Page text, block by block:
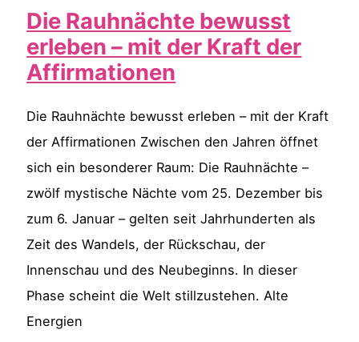
den
Rauhnächten
Die Rauhnächte bewusst
erleben – mit der Kraft der
Affirmationen
Die Rauhnächte bewusst erleben – mit der Kraft
der Affirmationen Zwischen den Jahren öffnet
sich ein besonderer Raum: Die Rauhnächte –
zwölf mystische Nächte vom 25. Dezember bis
zum 6. Januar – gelten seit Jahrhunderten als
Zeit des Wandels, der Rückschau, der
Innenschau und des Neubeginns. In dieser
Phase scheint die Welt stillzustehen. Alte
Energien